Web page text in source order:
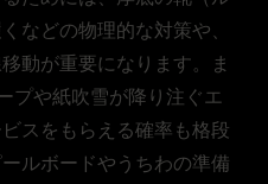
などの物理的な対策や、
動が重要になります。ま
プや紙吹雪が降り注ぐエ
スをもらえる確率も格段
ルボードやうちわの準備